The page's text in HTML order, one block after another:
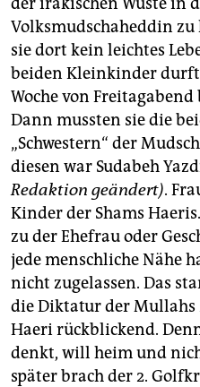
berlin
nord
wahrheit
verlag
verlag
veranstaltungen
shop
fragen & hilfe
unterstützen
abo
Volksmudschaheddin zu
sie dort kein leichtes
beiden Kleinkinder
Woche von
Dann mussten sie die
„Schwestern“ der
diesen war Sudabeh
Redaktion geändert).
Kinder der Shams
zu der Ehefrau oder
jede menschliche Nähe
nicht zugelassen. Das
die Diktatur der Mullahs
Haeri rückblickend.
denkt, will heim und
später brach der 2.